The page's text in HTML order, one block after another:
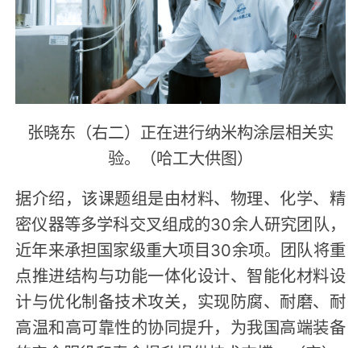
张晓东（右二）正在进行纳米构涂层相关实
验。（哈工大供图）
据介绍，该课题组是由材料、物理、化学、精
密仪器等多学科交叉组成的30余人研究团队，
近年来承担国家级重大项目30余项。团队将重
点推进结构与功能一体化设计、智能化材料设
计与优化制备技术攻关，实现防腐、耐磨、耐
高温和高可靠性的协同提升，为我国高端装备